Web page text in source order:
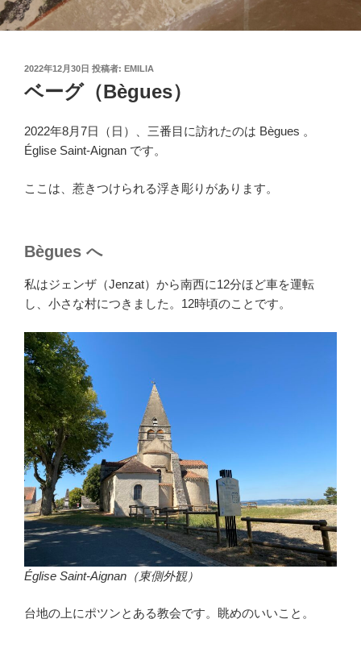
投
日:
2022年12月30日 投稿者: EMILIA
ベーグ（Bègues）
2022年8月7日（日）、三番目に訪れたのは Bègues 。
Église Saint-Aignan です。
ここは、惹きつけられる浮き彫りがあります。
Bègues へ
私はジェンザ（Jenzat）から南西に12分ほど車を運転
し、小さな村につきました。12時頃のことです。
Église Saint-Aignan（東側外観）
台地の上にポツンとある教会です。眺めのいいこと。